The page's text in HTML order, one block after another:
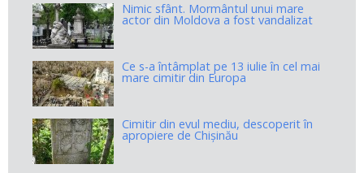
Nimic sfânt. Mormântul unui mare
actor din Moldova a fost vandalizat
Ce s-a întâmplat pe 13 iulie în cel mai
mare cimitir din Europa
Cimitir din evul mediu, descoperit în
apropiere de Chișinău